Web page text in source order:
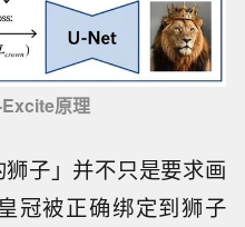
原理
子」并不只是要求画
冠被正确绑定到狮子